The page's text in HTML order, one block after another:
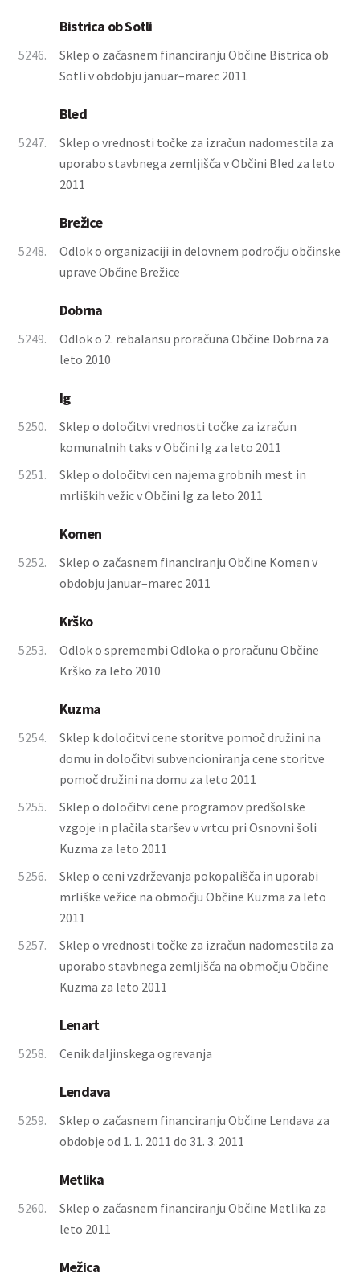
Bistrica ob Sotli
5246.
Sklep o začasnem financiranju Občine Bistrica ob
Sotli v obdobju januar–marec 2011
Bled
5247.
Sklep o vrednosti točke za izračun nadomestila za
uporabo stavbnega zemljišča v Občini Bled za leto
2011
Brežice
5248.
Odlok o organizaciji in delovnem področju občinske
uprave Občine Brežice
Dobrna
5249.
Odlok o 2. rebalansu proračuna Občine Dobrna za
leto 2010
Ig
5250.
Sklep o določitvi vrednosti točke za izračun
komunalnih taks v Občini Ig za leto 2011
5251.
Sklep o določitvi cen najema grobnih mest in
mrliških vežic v Občini Ig za leto 2011
Komen
5252.
Sklep o začasnem financiranju Občine Komen v
obdobju januar–marec 2011
Krško
5253.
Odlok o spremembi Odloka o proračunu Občine
Krško za leto 2010
Kuzma
5254.
Sklep k določitvi cene storitve pomoč družini na
domu in določitvi subvencioniranja cene storitve
pomoč družini na domu za leto 2011
5255.
Sklep o določitvi cene programov predšolske
vzgoje in plačila staršev v vrtcu pri Osnovni šoli
Kuzma za leto 2011
5256.
Sklep o ceni vzdrževanja pokopališča in uporabi
mrliške vežice na območju Občine Kuzma za leto
2011
5257.
Sklep o vrednosti točke za izračun nadomestila za
uporabo stavbnega zemljišča na območju Občine
Kuzma za leto 2011
Lenart
5258. Cenik daljinskega ogrevanja
Lendava
5259.
Sklep o začasnem financiranju Občine Lendava za
obdobje od 1. 1. 2011 do 31. 3. 2011
Metlika
5260.
Sklep o začasnem financiranju Občine Metlika za
leto 2011
Mežica